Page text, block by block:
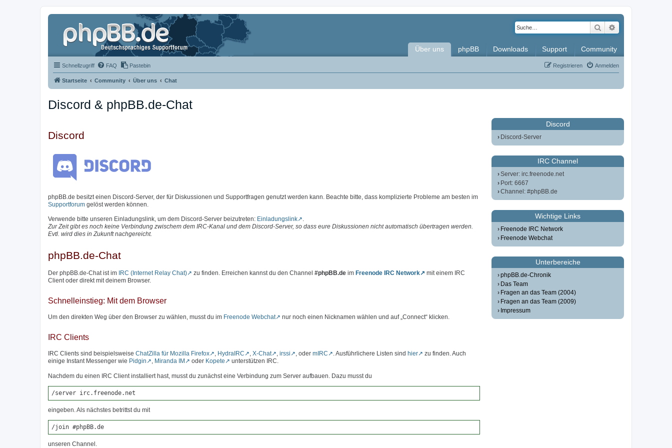
Suche
Über uns phpBB Downloads Support Community
Schnellzugriff FAQ Pastebin Anmelden
Registrieren
Startseite Community Über uns Chat
Discord & phpBB.de-Chat
Discord
phpBB.de besitzt einen Discord-Server, der für Diskussionen und Supportfragen genutzt werden kann. Beachte bitte, dass komplizierte Probleme am besten im
Supportforum gelöst werden können.
Verwende bitte unseren Einladungslink, um dem Discord-Server beizutreten: Einladungslink
.
Zur Zeit gibt es noch keine Verbindung zwischem dem IRC-Kanal und dem Discord-Server, so dass eure Diskussionen nicht automatisch übertragen werden.
Evtl. wird dies in Zukunft nachgereicht.
phpBB.de-Chat
Der phpBB.de-Chat ist im IRC (Internet Relay Chat) zu finden. Erreichen kannst du den Channel #phpBB.de im Freenode IRC Network
mit einem IRC
Client oder direkt mit deinem Browser.
Schnelleinstieg: Mit dem Browser
Um den direkten Weg über den Browser zu wählen, musst du im Freenode Webchat nur noch einen Nicknamen wählen und auf „Connect“ klicken.
IRC Clients
IRC Clients sind beispielsweise ChatZilla für Mozilla Firefox , HydraIRC , X-Chat , irssi , oder mIRC . Ausführlichere Listen sind hier
zu finden. Auch
einige Instant Messenger wie Pidgin , Miranda IM oder Kopete unterstützen IRC.
Nachdem du einen IRC Client installiert hast, musst du zunächst eine Verbindung zum Server aufbauen. Dazu musst du
/server irc.freenode.net
eingeben. Als nächstes betrittst du mit
/join #phpBB.de
unseren Channel.
Discord
Discord-Server
IRC Channel
Server: irc.freenode.net
Port: 6667
Channel: #phpBB.de
Wichtige Links
Freenode IRC Network
Freenode Webchat
Unterbereiche
phpBB.de-Chronik
Das Team
Fragen an das Team (2004)
Fragen an das Team (2009)
Impressum